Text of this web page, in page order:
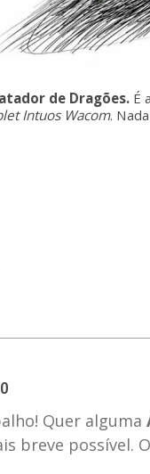
de Dragões. É
Intuos Wacom.
Quer alguma
breve possível.